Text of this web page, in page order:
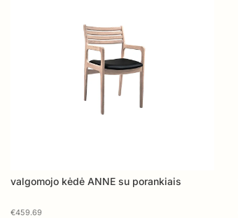
valgomojo kėdė ANNE su porankiais
€459.69